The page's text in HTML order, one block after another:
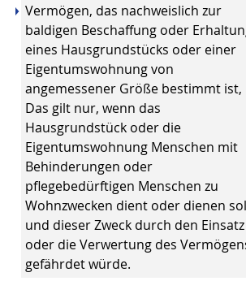
Vermögen, das nachweislich zur
baldigen Beschaffung oder
eines Hausgrundstücks oder einer
Eigentumswohnung von
angemessener Größe bestimmt ist,
Das gilt nur, wenn das
Hausgrundstück oder die
Eigentumswohnung Menschen mit
Behinderungen oder
pflegebedürftigen Menschen zu
Wohnzwecken dient oder dienen
und dieser Zweck durch den Einsatz
oder die Verwertung des
gefährdet würde.